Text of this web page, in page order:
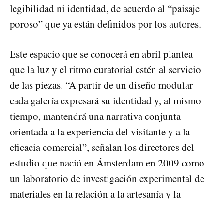
legibilidad ni identidad, de acuerdo al “paisaje
poroso” que ya están definidos por los autores.
Este espacio que se conocerá en abril plantea
que la luz y el ritmo curatorial estén al servicio
de las piezas. “A partir de un diseño modular
cada galería expresará su identidad y, al mismo
tiempo, mantendrá una narrativa conjunta
orientada a la experiencia del visitante y a la
eficacia comercial”, señalan los directores del
estudio que nació en Ámsterdam en 2009 como
un laboratorio de investigación experimental de
materiales en la relación a la artesanía y la